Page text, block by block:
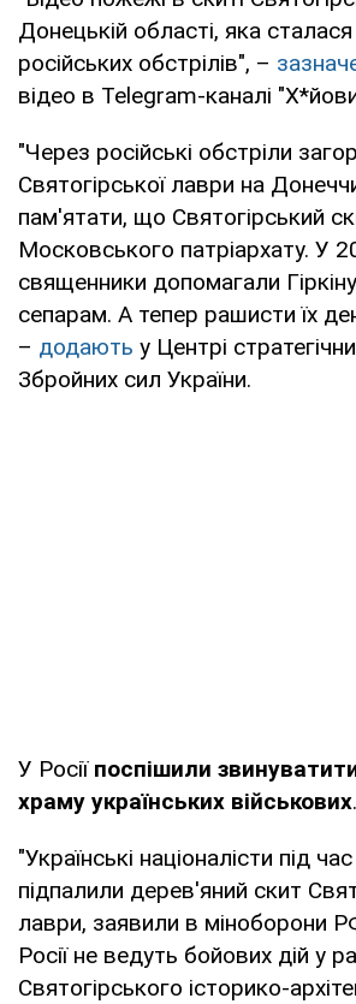
Донецькій області, яка
російських обстрілів", –
відео в Telegram-каналі
"Через російські обстріли
Святогірської лаври на
пам'ятати, що Святогірський
Московського патріархату. У
священники допомагали
сепарам. А тепер рашисти їх
– додають у Центрі
Збройних сил України.
У Росії поспішили
храму українських військових.
"Українські націоналісти під
підпалили дерев'яний скит
лаври, заявили в міноборони
Росії не ведуть бойових дій у
Святогірського історико-